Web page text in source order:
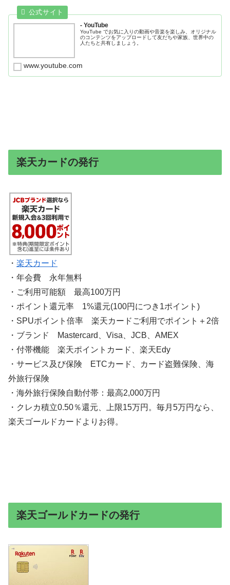
- YouTube
YouTube でお気に入りの動画や音楽を楽しみ、オリジナル
のコンテンツをアップロードして友だちや家族、世界中の
人たちと共有しましょう。
www.youtube.com
楽天カードの発行
・ 楽天カード
・年会費 永年無料
・ご利用可能額 最高100万円
・ポイント還元率 1%還元(100円につき1ポイント)
・SPUポイント倍率 楽天カードご利用でポイント＋2倍
・ブランド Mastercard、Visa、JCB、AMEX
・付帯機能 楽天ポイントカード、楽天Edy
・サービス及び保険 ETCカード、カード盗難保険、海
外旅行保険
・海外旅行保険自動付帯：最高2,000万円
・クレカ積立0.50％還元、上限15万円。毎月5万円なら、
楽天ゴールドカードよりお得。
楽天ゴールドカードの発行